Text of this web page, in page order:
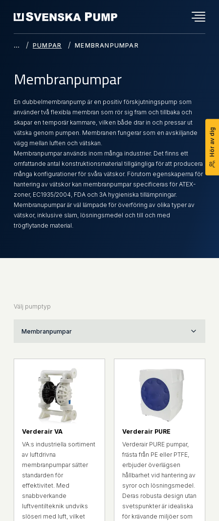
Hör av dig
PUMPAR MEMBRANPUMPAR
Membranpumpar
En dubbelmembranpump är en positiv förskjutningspump som
använder två flexibla membran som rör sig fram och tillbaka och
skapar en temporär kammare, vilken både drar in och pressar ut
vätska genom pumpen. Membranen fungerar som en avskiljande
vägg mellan luften och vätskan.
Membranpumpar används inom många industrier. Det finns ett
omfattande antal konstruktionsmaterial tillgängliga för att producera
många konfigurationer för svåra vätskor. Förutom egenskaperna för
hantering av vätskor kan membranpumpar specificeras för ATEX-
zoner, EC1935/2004, FDA och 3A hygieniska tillämpningar.
Membranupumpar är väl lämpade för överföring av olika typer av
vätskor, inklusive slam, lösningsmedel och till och med
trögflytande material.
Välj pumptyp
Membranpumpar
Verderair VA
VA:s industriella sortiment
av luftdrivna
membranpumpar sätter
standarden för
effektivitet. Med
snabbverkande
luftventilteknik undviks
slöseri med luft, vilket
Verderair PURE
Verderair PURE pumpar,
frästa från PE eller PTFE,
erbjuder överlägsen
hållbarhet vid hantering av
syror och lösningsmedel.
Deras robusta design utan
svetspunkter är idealiska
för krävande miljöer som